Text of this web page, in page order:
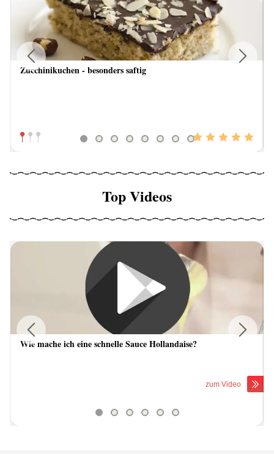
Zucchinikuchen - besonders saftig
Previous
Top Videos
Wie mache ich eine schnelle Sauce Hollandaise?
zum Video
Previous